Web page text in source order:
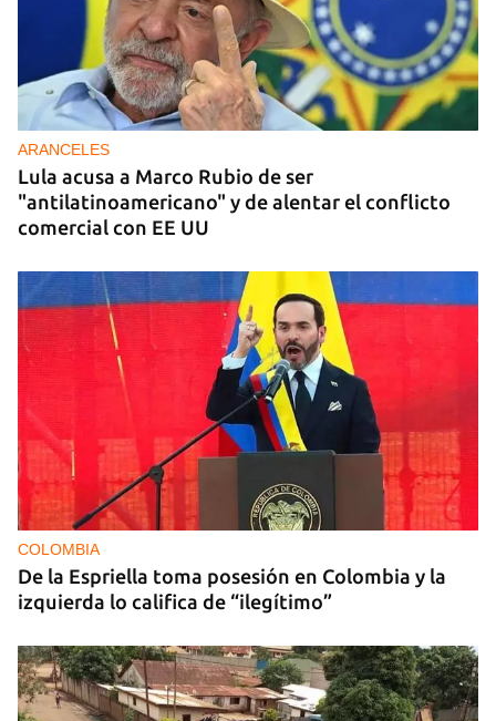
ARANCELES
Lula acusa a Marco Rubio de ser
"antilatinoamericano" y de alentar el conflicto
comercial con EE UU
COLOMBIA
De la Espriella toma posesión en Colombia y la
izquierda lo califica de “ilegítimo”